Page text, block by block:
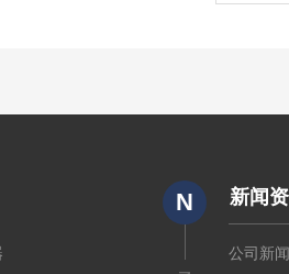
N 新闻
公司新